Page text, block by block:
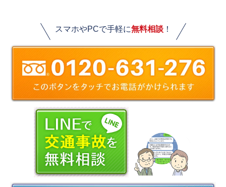
スマホやPCで手軽に無料相談！